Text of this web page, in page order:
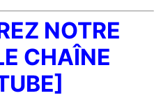
NOTRE
CHAÎNE